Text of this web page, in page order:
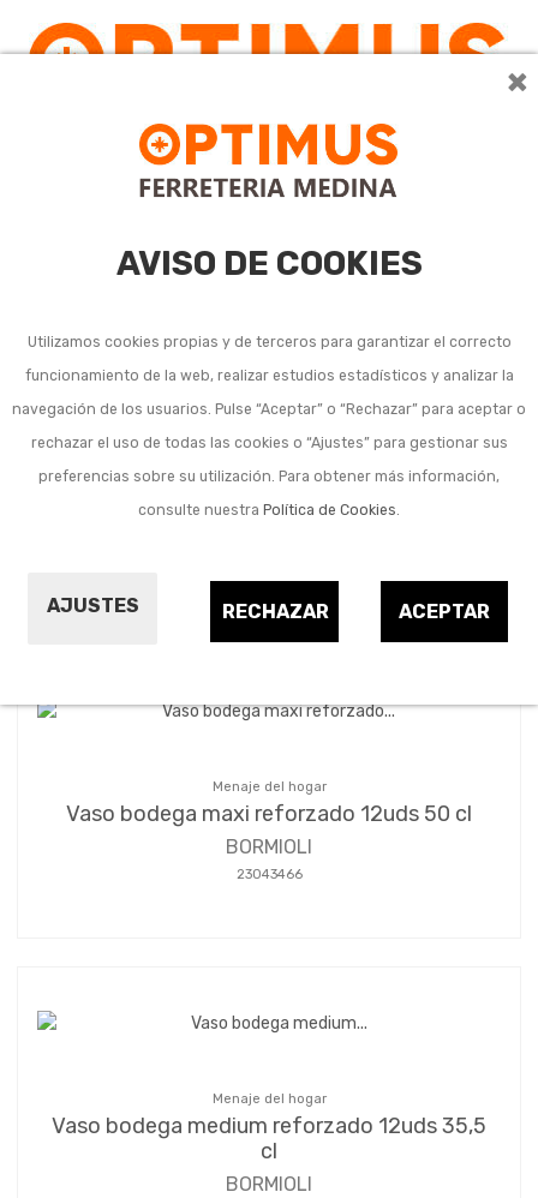
×
AVISO DE COOKIES
Utilizamos cookies propias y de terceros para garantizar el correcto
funcionamiento de la web, realizar estudios estadísticos y analizar la
navegación de los usuarios. Pulse “Aceptar” o “Rechazar” para aceptar o
rechazar el uso de todas las cookies o “Ajustes” para gestionar sus
preferencias sobre su utilización. Para obtener más información,
consulte nuestra Política de Cookies.
AJUSTES ACEPTAR
RECHAZAR
Vasos vidrio (sueltos y
juegos)
Ordenar por: 24
Menaje del hogar
Vaso bodega maxi reforzado 12uds 50 cl
BORMIOLI
23043466
Menaje del hogar
Vaso bodega medium reforzado 12uds 35,5
cl
BORMIOLI